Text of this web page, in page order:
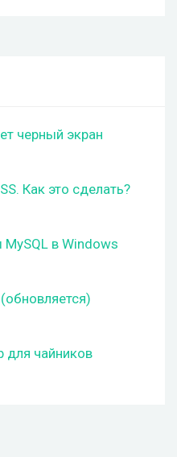
черный экран
Как это сделать?
в Windows
для чайников